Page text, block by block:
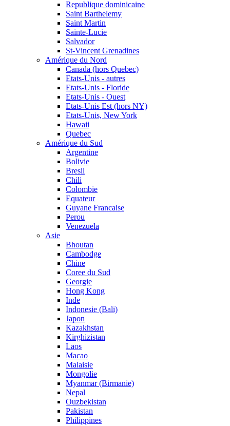
Republique dominicaine
Saint Barthelemy
Saint Martin
Sainte-Lucie
Salvador
St-Vincent Grenadines
Amérique du Nord
Canada (hors Quebec)
Etats-Unis - autres
Etats-Unis - Floride
Etats-Unis - Ouest
Etats-Unis Est (hors NY)
Etats-Unis, New York
Hawaii
Quebec
Amérique du Sud
Argentine
Bolivie
Bresil
Chili
Colombie
Equateur
Guyane Francaise
Perou
Venezuela
Asie
Bhoutan
Cambodge
Chine
Coree du Sud
Georgie
Hong Kong
Inde
Indonesie (Bali)
Japon
Kazakhstan
Kirghizistan
Laos
Macao
Malaisie
Mongolie
Myanmar (Birmanie)
Nepal
Ouzbekistan
Pakistan
Philippines